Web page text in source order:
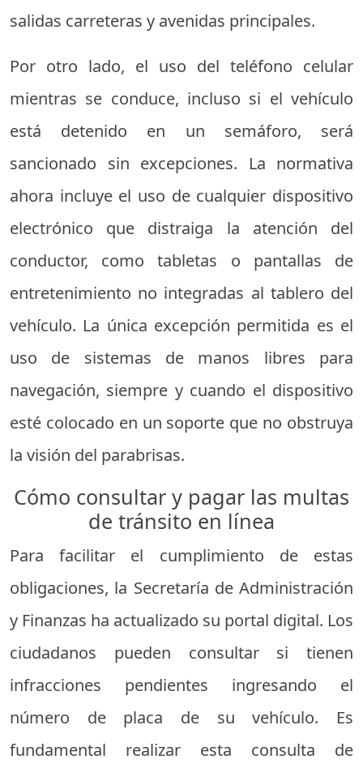
salidas carreteras y avenidas principales.
Por otro lado, el uso del teléfono celular
mientras se conduce, incluso si el vehículo
está detenido en un semáforo, será
sancionado sin excepciones. La normativa
ahora incluye el uso de cualquier dispositivo
electrónico que distraiga la atención del
conductor, como tabletas o pantallas de
entretenimiento no integradas al tablero del
vehículo. La única excepción permitida es el
uso de sistemas de manos libres para
navegación, siempre y cuando el dispositivo
esté colocado en un soporte que no obstruya
la visión del parabrisas.
Cómo consultar y pagar las multas
de tránsito en línea
Para facilitar el cumplimiento de estas
obligaciones, la Secretaría de Administración
y Finanzas ha actualizado su portal digital. Los
ciudadanos pueden consultar si tienen
infracciones pendientes ingresando el
número de placa de su vehículo. Es
fundamental realizar esta consulta de